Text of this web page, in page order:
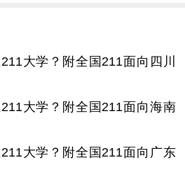
大学？附全国211面向四川
大学？附全国211面向海南
大学？附全国211面向广东